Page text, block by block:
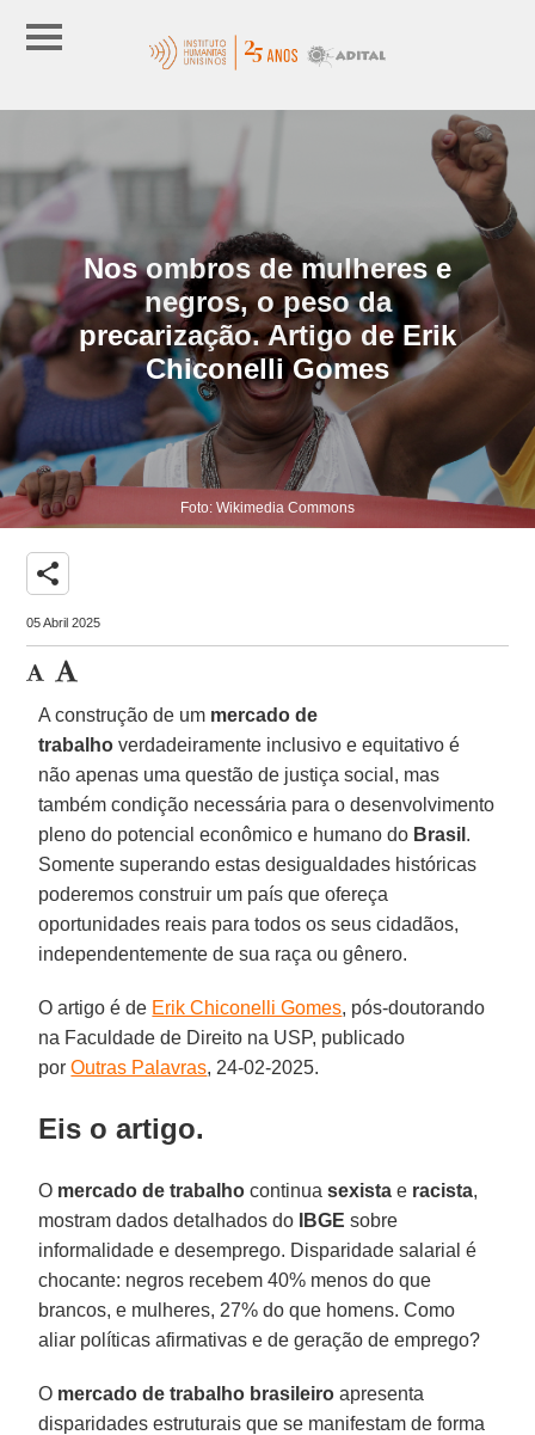
Nos ombros de mulheres e
negros, o peso da
precarização. Artigo de Erik
Chiconelli Gomes
Foto: Wikimedia Commons
share
05 Abril 2025
A construção de um mercado de
trabalho verdadeiramente inclusivo e equitativo é
não apenas uma questão de justiça social, mas
também condição necessária para o desenvolvimento
pleno do potencial econômico e humano do Brasil .
Somente superando estas desigualdades históricas
poderemos construir um país que ofereça
oportunidades reais para todos os seus cidadãos,
independentemente de sua raça ou gênero.
O artigo é de Erik Chiconelli Gomes, pós-doutorando
na Faculdade de Direito na USP, publicado
porOutras Palavras, 24-02-2025.
Eis o artigo.
O mercado de trabalho continuasexista e racista,
mostram dados detalhados do
IBGE sobre
informalidade e desemprego. Disparidade salarial é
chocante: negros recebem 40% menos do que
brancos, e mulheres, 27% do que homens. Como
aliar políticas afirmativas e de geração de emprego?
O mercado de trabalho brasileiro apresenta
disparidades estruturais que se manifestam de forma